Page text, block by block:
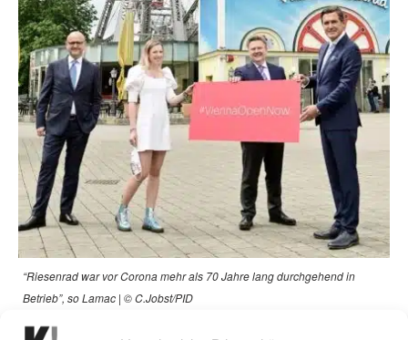
“Riesenrad war vor Corona mehr als 70 Jahre lang durchgehend in
Betrieb”, so Lamac | © C.Jobst/PID